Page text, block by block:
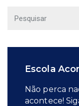
Escola
Não perca
acontece!